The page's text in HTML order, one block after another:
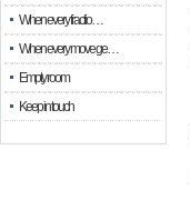
When every fractio…
When every move ge…
Empty room
Keep in touch